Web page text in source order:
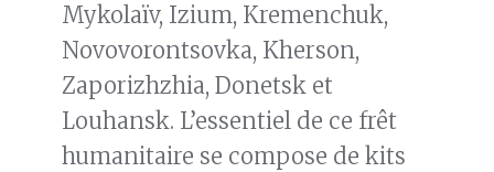
Mykolaïv, Izium, Kremenchuk,
Novovorontsovka, Kherson,
Zaporizhzhia, Donetsk et
Louhansk. L’essentiel de ce frêt
humanitaire se compose de kits